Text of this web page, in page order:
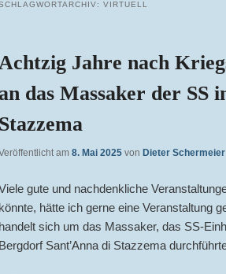
VIRTUELL
Jahre nach
das Massaker der SS
Stazzema
am 8. Mai 2025 von Dieter Schermeier
gute und nachdenkliche
könnte, hätte ich gerne eine Veranstaltung
handelt sich um das Massaker, das SS-
Bergdorf Sant’Anna di Stazzema